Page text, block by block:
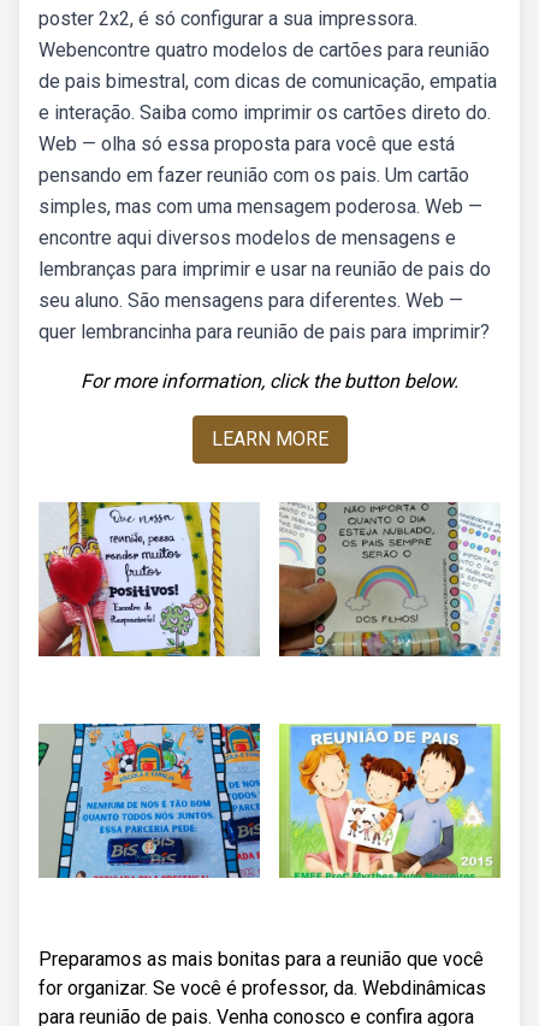
poster 2x2, é só configurar a sua impressora.
Webencontre quatro modelos de cartões para reunião
de pais bimestral, com dicas de comunicação, empatia
e interação. Saiba como imprimir os cartões direto do.
Web — olha só essa proposta para você que está
pensando em fazer reunião com os pais. Um cartão
simples, mas com uma mensagem poderosa. Web —
encontre aqui diversos modelos de mensagens e
lembranças para imprimir e usar na reunião de pais do
seu aluno. São mensagens para diferentes. Web —
quer lembrancinha para reunião de pais para imprimir?
For more information, click the button below.
LEARN MORE
Preparamos as mais bonitas para a reunião que você
for organizar. Se você é professor, da. Webdinâmicas
para reunião de pais. Venha conosco e confira agora